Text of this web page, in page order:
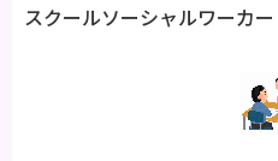
スクールソーシャルワー